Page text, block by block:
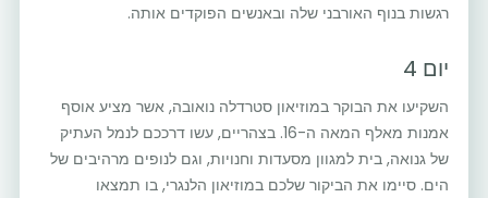
רגשות בנוף האורבני שלה ובאנשים הפוקדים אותה.
יום 4
השקיעו את הבוקר במוזיאון סטרדלה נואובה, אשר מציע אוסף
אמנות מאלף המאה ה-16. בצהריים, עשו דרככם לנמל העתיק
של גנואה, בית למגוון מסעדות וחנויות, וגם לנופים מרהיבים של
הים. סיימו את הביקור שלכם במוזיאון הלנגרי, בו תמצאו